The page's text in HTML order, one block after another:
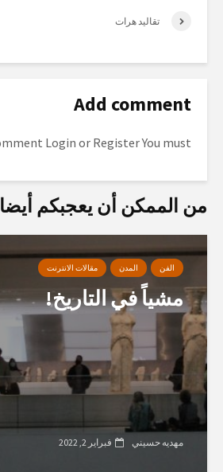
تقاليد هرات
Add comment
You must
Register
Login
من الممكن أن يعجبكم أيضا
الفن المدن مقالات الانترنت
مشياً في التاريخ!
مهديه حسيني فبراير 2, 2022